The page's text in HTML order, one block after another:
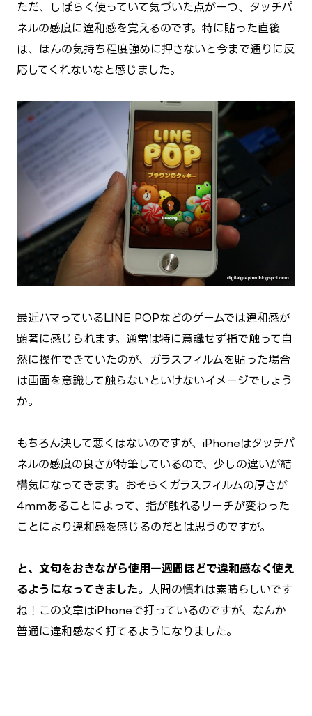
ただ、しばらく使っていて気づいた点が一つ、タッチパ
ネルの感度に違和感を覚えるのです。特に貼った直後
は、ほんの気持ち程度強めに押さないと今まで通りに反
応してくれないなと感じました。
最近ハマっているLINE POPなどのゲームでは違和感が
顕著に感じられます。通常は特に意識せず指で触って自
然に操作できていたのが、ガラスフィルムを貼った場合
は画面を意識して触らないといけないイメージでしょう
か。
もちろん決して悪くはないのですが、iPhoneはタッチパ
ネルの感度の良さが特筆しているので、少しの違いが結
構気になってきます。おそらくガラスフィルムの厚さが
4mmあることによって、指が触れるリーチが変わった
ことにより違和感を感じるのだとは思うのですが。
と、文句をおきながら使用一週間ほどで違和感なく使え
るようになってきました。
人間の慣れは素晴らしいです
ね！この文章はiPhoneで打っているのですが、なんか
普通に違和感なく打てるようになりました。